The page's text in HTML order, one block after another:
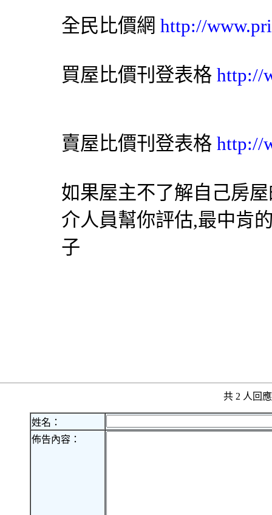
全民比價網 http://
買屋比價刊登表格 http://
賣屋比價刊登表格 http://
如果屋主不了解自己房
介人員幫你評估,最中肯
子
共 2 人回
姓名：
佈告內容：